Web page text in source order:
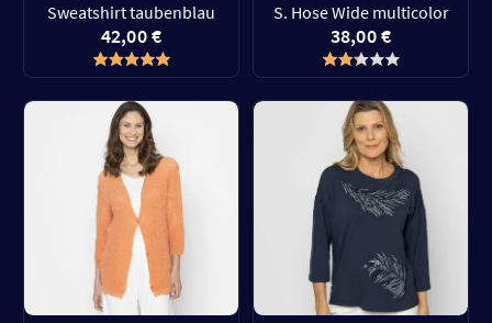
Sweatshirt taubenblau
42,00 €
S. Hose Wide multicolor
38,00 €